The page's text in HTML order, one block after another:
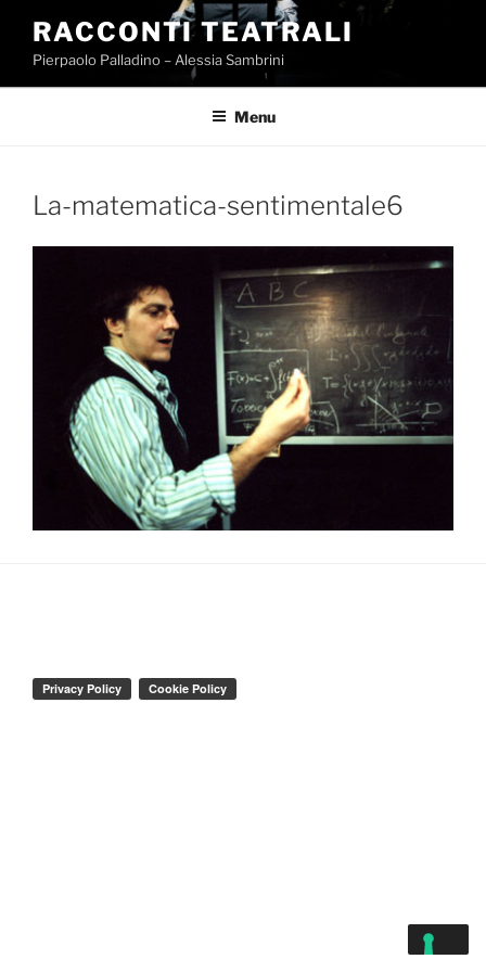
contenuto
RACCONTI TEATRALI
Pierpaolo Palladino – Alessia Sambrini
Menu
La-matematica-sentimentale6